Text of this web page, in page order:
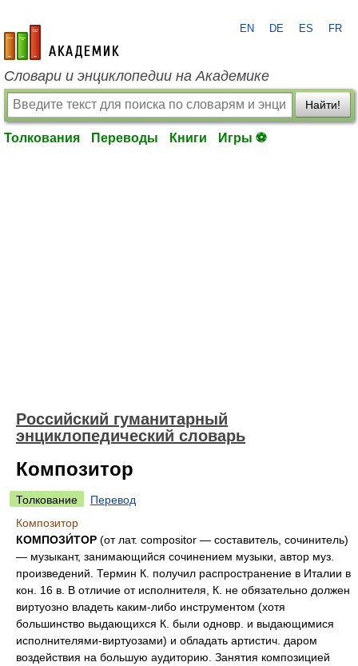
academic.ru
EN DE ES FR
Словари и энциклопедии на Академике
Найти!
Толкования Переводы Книги Игры ⚽
Российский гуманитарный
энциклопедический словарь
Композитор
Толкование
Перевод
Композитор
КОМПОЗИ́ТОР (от лат. compositor — составитель, сочинитель)
— музыкант, занимающийся сочинением музыки, автор муз.
произведений. Термин К. получил распространение в Италии в
кон. 16 в. В отличие от исполнителя, К. не обязательно должен
виртуозно владеть каким-либо инструментом (хотя
большинство выдающихся К. были одновр. и выдающимися
исполнителями-виртуозами) и обладать артистич. даром
воздействия на большую аудиторию. Занятия композицией